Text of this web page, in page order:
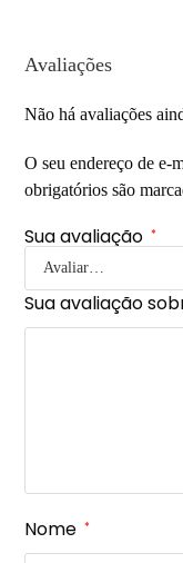
Avaliações
Não há avaliações
O seu endereço de e-
obrigatórios são
Sua avaliação *
Sua avaliação
Nome *